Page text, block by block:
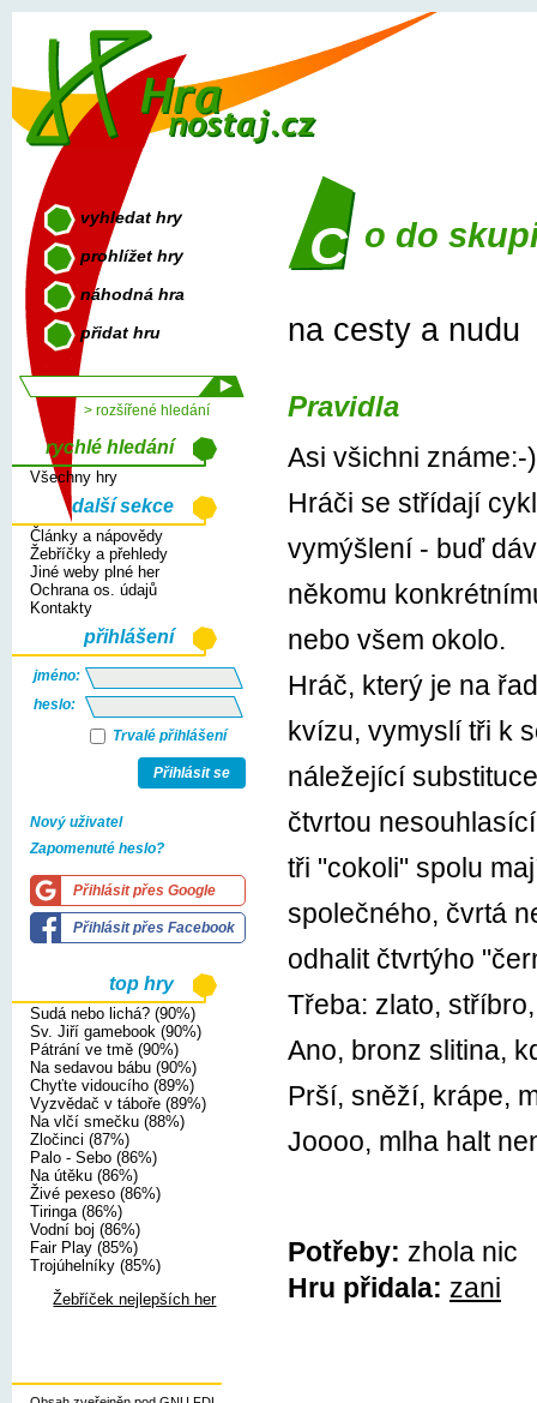
co do
na cesty a nudu
Pravidla
Asi všichni známe:-)
Hráči se střídají
vymýšlení - buď
někomu
nebo všem okolo.
Hráč, který je na
kvízu, vymyslí tři k
náležející
čtvrtou
tři "cokoli" spolu
společného, čvrtá
odhalit čtvrtýho
Třeba: zlato,
Ano, bronz slitina,
Prší, sněží, krápe,
Joooo, mlha halt
Potřeby: zhola nic
Hru přidala: zani
vyhledat hry
prohlížet hry
náhodná hra
přidat hru
> rozšířené hledání
rychlé hledání
Všechny hry
další sekce
Články a nápovědy
Žebříčky a přehledy
Jiné weby plné her
Ochrana os. údajů
Kontakty
přihlášení
jméno:
heslo:
Trvalé přihlášení
Přihlásit se
Nový uživatel
Zapomenuté heslo?
Přihlásit přes Google
Přihlásit přes Facebook
top hry
Sudá nebo lichá? (90%)
Sv. Jiří gamebook (90%)
Pátrání ve tmě (90%)
Na sedavou bábu (90%)
Chyťte vidoucího (89%)
Vyzvědač v táboře (89%)
Na vlčí smečku (88%)
Zločinci (87%)
Palo - Sebo (86%)
Na útěku (86%)
Živé pexeso (86%)
Tiringa (86%)
Vodní boj (86%)
Fair Play (85%)
Trojúhelníky (85%)
Žebříček nejlepších her